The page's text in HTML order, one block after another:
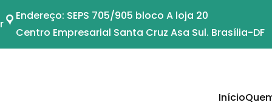
Endereço: SEPS 705/905 bloco A loja 20
Centro Empresarial Santa Cruz Asa Sul. Brasília-DF
Início